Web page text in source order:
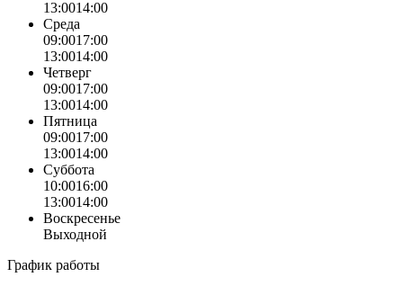
13:0014:00
Среда
09:0017:00
13:0014:00
Четверг
09:0017:00
13:0014:00
Пятница
09:0017:00
13:0014:00
Суббота
10:0016:00
13:0014:00
Воскресенье
Выходной
График работы